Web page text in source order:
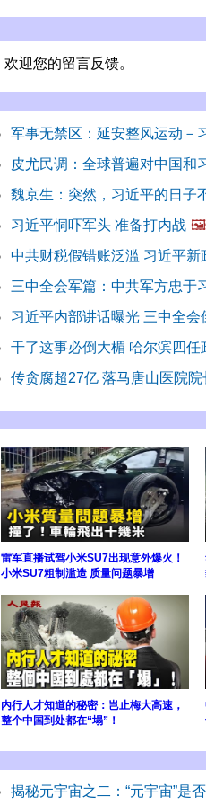
欢迎您的留言反馈。
军事无禁区：延安整风运动－
皮尤民调：全球普遍对中国和
魏京生：突然，习近平的日子
习近平恫吓军头 准备打内战 🖼️
中共财税假错账泛滥 习近平新
三中全会军篇：中共军方忠于
习近平内部讲话曝光 三中全会
干了这事必倒大楣 哈尔滨四任
传贪腐超27亿 落马唐山医院
雷军直播试驾小米SU7出现意外爆火！
小米SU7粗制滥造 质量问题暴增
内行人才知道的秘密：岂止梅大高速，
整个中国到处都在“塌”！
揭秘元宇宙之二：“元宇宙”是